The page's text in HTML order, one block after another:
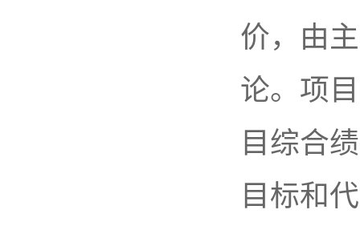
价，由
论。项
目综合
目标和